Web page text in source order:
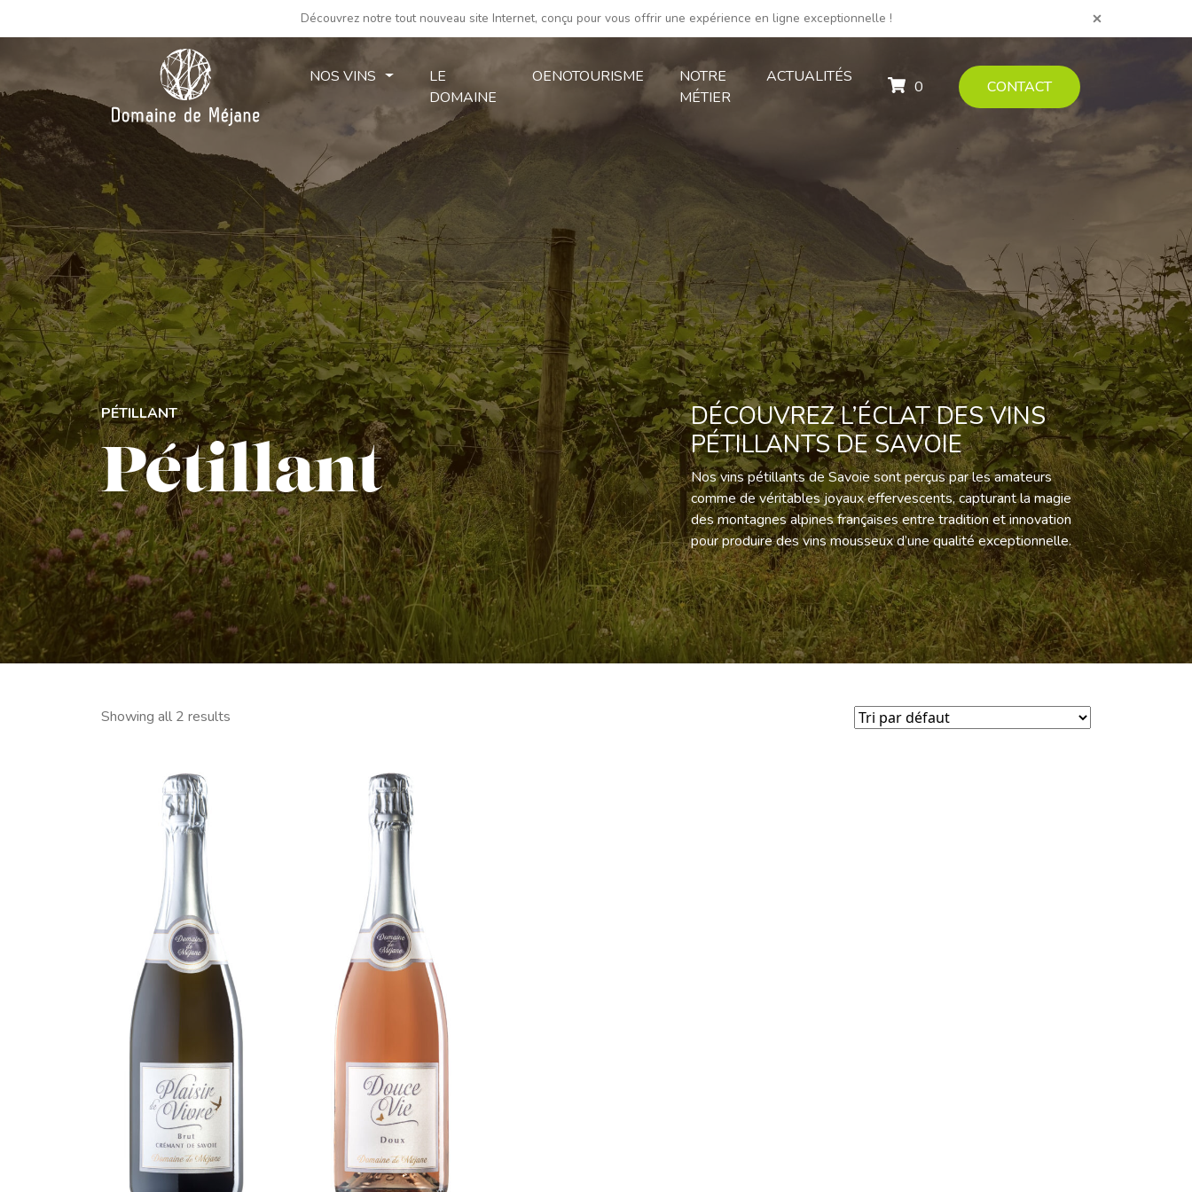
Découvrez notre tout nouveau site Internet, conçu pour vous offrir une expérience en ligne exceptionnelle !
NOS VINS
LE
DOMAINE
OENOTOURISME
NOTRE
MÉTIER
ACTUALITÉS
0 CONTACT
PÉTILLANT
Pétillant
DÉCOUVREZ L’ÉCLAT DES VINS
PÉTILLANTS DE SAVOIE
Nos vins pétillants de Savoie sont perçus par les amateurs
comme de véritables joyaux effervescents, capturant la magie
des montagnes alpines françaises entre tradition et innovation
pour produire des vins mousseux d’une qualité exceptionnelle.
Showing all 2 results